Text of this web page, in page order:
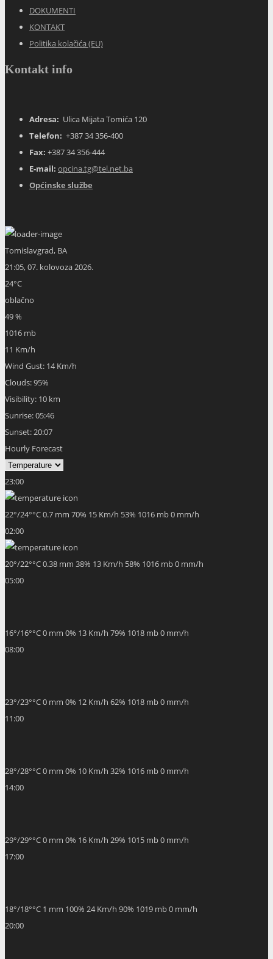
DOKUMENTI
KONTAKT
Politika kolačića (EU)
Kontakt info
Adresa: Ulica Mijata Tomića 120
Telefon: +387 34 356-400
Fax: +387 34 356-444
E-mail: opcina.tg@tel.net.ba
Općinske službe
Tomislavgrad, BA
21:05,07. kolovoza 2026.
24°C
oblačno
49 %
1016 mb
11 Km/h
Wind Gust: 14 Km/h
Clouds:95%
Visibility: 10 km
Sunrise:05:46
Sunset:20:07
Hourly Forecast
23:00
22°/24°°C0.7 mm 70% 15 Km/h 53% 1016 mb0 mm/h
02:00
20°/22°°C0.38 mm 38% 13 Km/h 58% 1016 mb0 mm/h
05:00
16°/16°°C0 mm 0% 13 Km/h 79% 1018 mb0 mm/h
08:00
23°/23°°C0 mm 0% 12 Km/h 62% 1018 mb0 mm/h
11:00
28°/28°°C0 mm 0% 10 Km/h 32% 1016 mb0 mm/h
14:00
17:00
20:00